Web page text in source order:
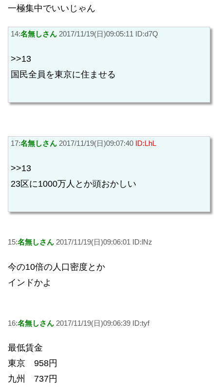
一極集中でいいじゃん
14:名無しさん 2017/11/19(日)09:05:11 ID:d7Q
>>13
国民全員を東京に住ませる
17:名無しさん 2017/11/19(日)09:07:40 ID:LhL
>>13
23区に1000万人とか頭おかしい
15:名無しさん 2017/11/19(日)09:06:01 ID:lNz
今の10倍の人口密度とか
インドかよ
16:名無しさん 2017/11/19(日)09:06:39 ID:tyf
最低賃金
東京 958円
九州 737円